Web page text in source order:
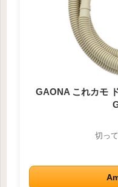
GAONA これカモ
切っ